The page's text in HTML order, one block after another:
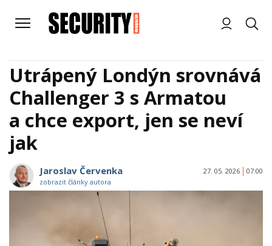
Utrápený Londýn srovnává
Challenger 3 s Armatou
a chce export, jen se neví
jak
Jaroslav Červenka
zobrazit články autora
27. 05. 2026 07:00